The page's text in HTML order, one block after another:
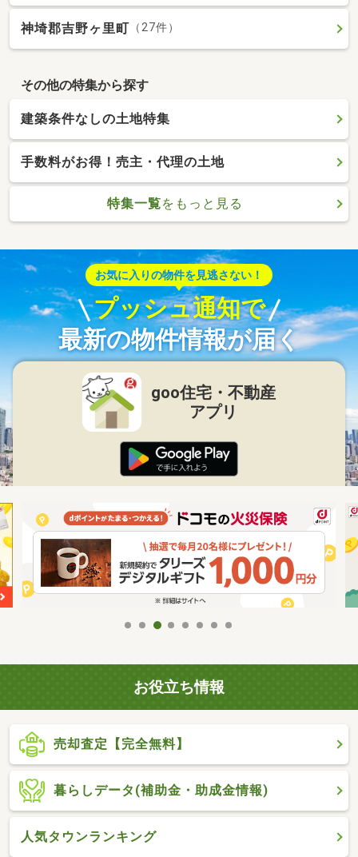
神埼郡吉野ヶ里町 （27件）
その他の特集から探す
建築条件なしの土地特集
手数料がお得！売主・代理の土地
特集一覧をもっと見る
お気に入りの物件を見逃さない！
プッシュ通知で
最新の物件情報が届く
goo住宅・不動産
アプリ
お役立ち情報
売却査定【完全無料】
暮らしデータ(補助金・助成金情報)
人気タウンランキング